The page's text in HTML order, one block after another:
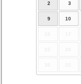
2 3
9 10